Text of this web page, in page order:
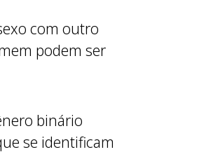
com outro
podem ser
binário
se identificam